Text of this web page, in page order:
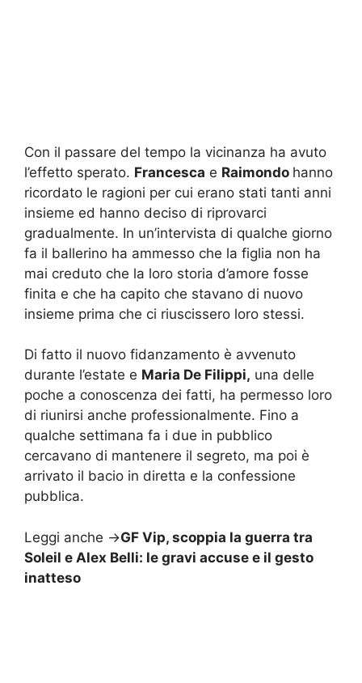
Con il passare del tempo la vicinanza ha avuto
l’effetto sperato. Francesca e Raimondo hanno
ricordato le ragioni per cui erano stati tanti anni
insieme ed hanno deciso di riprovarci
gradualmente. In un’intervista di qualche giorno
fa il ballerino ha ammesso che la figlia non ha
mai creduto che la loro storia d’amore fosse
finita e che ha capito che stavano di nuovo
insieme prima che ci riuscissero loro stessi.
Di fatto il nuovo fidanzamento è avvenuto
durante l’estate e Maria De Filippi, una delle
poche a conoscenza dei fatti, ha permesso loro
di riunirsi anche professionalmente. Fino a
qualche settimana fa i due in pubblico
cercavano di mantenere il segreto, ma poi è
arrivato il bacio in diretta e la confessione
pubblica.
Leggi anche ->GF Vip, scoppia la guerra tra
Soleil e Alex Belli: le gravi accuse e il gesto
inatteso